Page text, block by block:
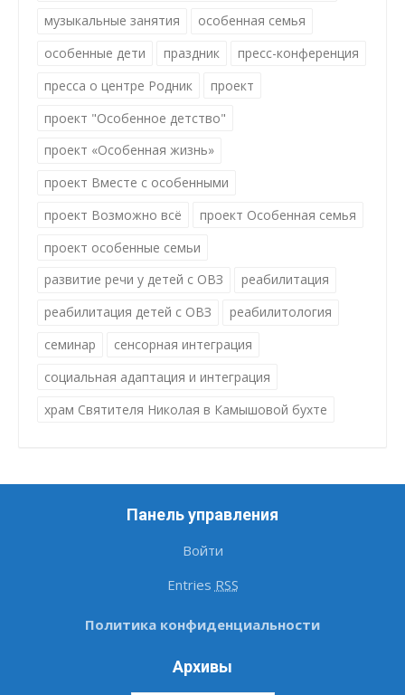
музыкальные занятия
особенная семья
особенные дети
праздник
пресс-конференция
пресса о центре Родник
проект
проект "Особенное детство"
проект «Особенная жизнь»
проект Вместе с особенными
проект Возможно всё
проект Особенная семья
проект особенные семьи
развитие речи у детей с ОВЗ
реабилитация
реабилитация детей с ОВЗ
реабилитология
семинар
сенсорная интеграция
социальная адаптация и интеграция
храм Святителя Николая в Камышовой бухте
Панель управления
Войти
Entries RSS
Политика конфиденциальности
Архивы